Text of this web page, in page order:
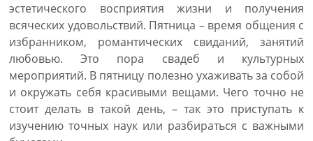
эстетического восприятия жизни и получения
всяческих удовольствий. Пятница – время общения с
избранником, романтических свиданий, занятий
любовью. Это пора свадеб и культурных
мероприятий. В пятницу полезно ухаживать за собой
и окружать себя красивыми вещами. Чего точно не
стоит делать в такой день, – так это приступать к
изучению точных наук или разбираться с важными